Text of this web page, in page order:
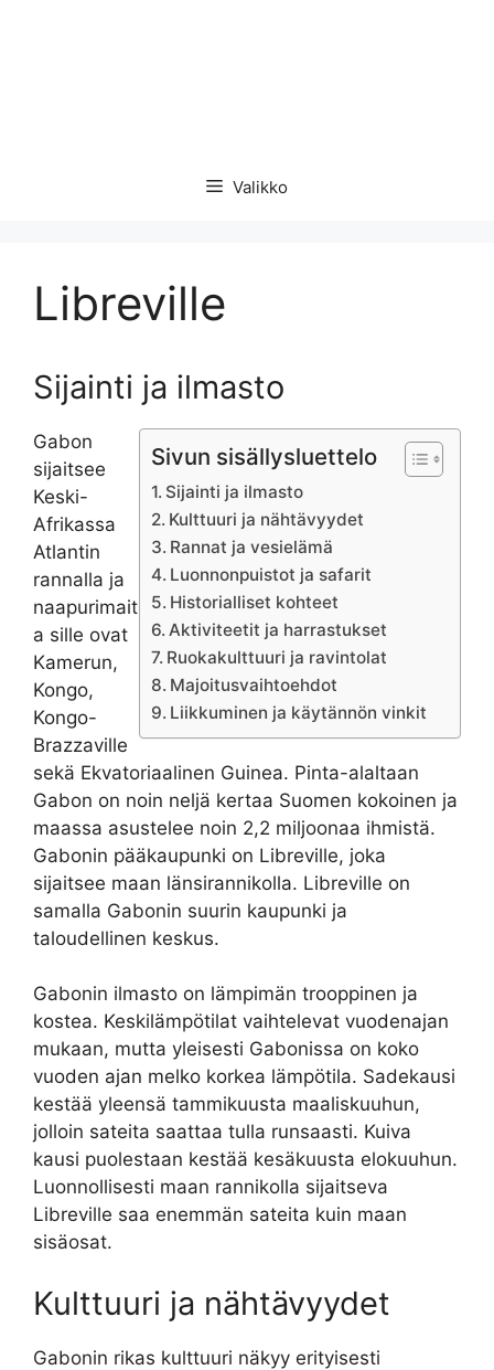
Valikko
Libreville
Sijainti ja ilmasto
Sivun sisällysluettelo
Sijainti ja ilmasto
Kulttuuri ja nähtävyydet
Rannat ja vesielämä
Luonnonpuistot ja safarit
Historialliset kohteet
Aktiviteetit ja harrastukset
Ruokakulttuuri ja ravintolat
Majoitusvaihtoehdot
Liikkuminen ja käytännön vinkit
Gabon
sijaitsee
Keski-
Afrikassa
Atlantin
rannalla ja
naapurimait
a sille ovat
Kamerun,
Kongo,
Kongo-
Brazzaville
sekä Ekvatoriaalinen Guinea. Pinta-alaltaan
Gabon on noin neljä kertaa Suomen kokoinen ja
maassa asustelee noin 2,2 miljoonaa ihmistä.
Gabonin pääkaupunki on Libreville, joka
sijaitsee maan länsirannikolla. Libreville on
samalla Gabonin suurin kaupunki ja
taloudellinen keskus.
Gabonin ilmasto on lämpimän trooppinen ja
kostea. Keskilämpötilat vaihtelevat vuodenajan
mukaan, mutta yleisesti Gabonissa on koko
vuoden ajan melko korkea lämpötila. Sadekausi
kestää yleensä tammikuusta maaliskuuhun,
jolloin sateita saattaa tulla runsaasti. Kuiva
kausi puolestaan kestää kesäkuusta elokuuhun.
Luonnollisesti maan rannikolla sijaitseva
Libreville saa enemmän sateita kuin maan
sisäosat.
Kulttuuri ja nähtävyydet
Gabonin rikas kulttuuri näkyy erityisesti